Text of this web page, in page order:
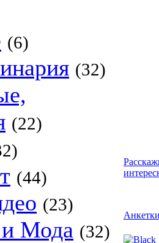
(6)
(32)
(22)
(44)
(23)
и Мода (32)